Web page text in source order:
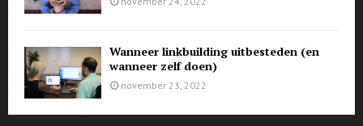
Wanneer linkbuilding uitbesteden (en
wanneer zelf doen)
november 23, 2022